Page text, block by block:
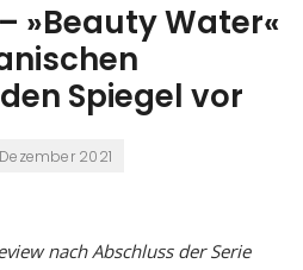
»Beauty Water«
Spiegel vor
2021
nach Abschluss der Serie